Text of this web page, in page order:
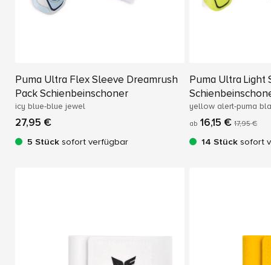
Puma Ultra Flex Sleeve Dreamrush
Pack Schienbeinschoner
icy blue-blue jewel
27,95 €
5 Stück sofort verfügbar
Puma Ultra Light
yellow alert-puma
ab 16,15 € 17,95 €
14 Stück sofort